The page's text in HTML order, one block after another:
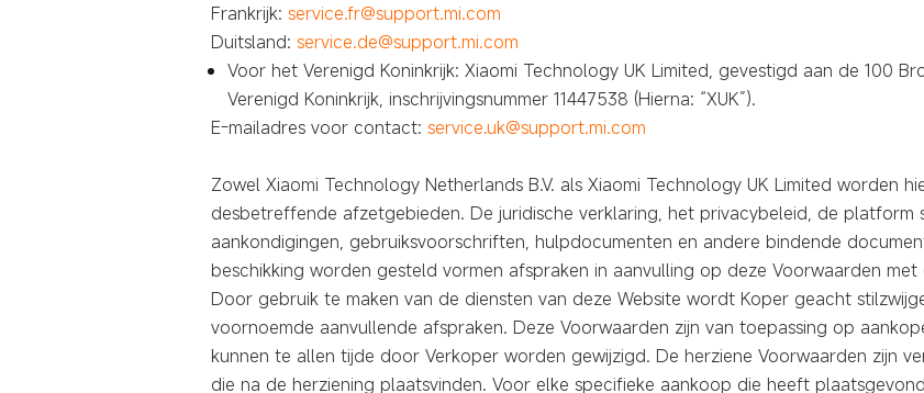
Frankrijk: service.fr@support.mi.com
Duitsland: service.de@support.mi.com
Voor het Verenigd Koninkrijk: Xiaomi Technology UK Limited, gevestigd aan de 100
Verenigd Koninkrijk, inschrijvingsnummer 11447538 (Hierna: “XUK”).
E-mailadres voor contact: service.uk@support.mi.com
Zowel Xiaomi Technology Netherlands B.V. als Xiaomi Technology UK Limited worden
desbetreffende afzetgebieden. De juridische verklaring, het privacybeleid, de platform
aankondigingen, gebruiksvoorschriften, hulpdocumenten en andere bindende
beschikking worden gesteld vormen afspraken in aanvulling op deze Voorwaarden
Door gebruik te maken van de diensten van deze Website wordt Koper geacht
voornoemde aanvullende afspraken. Deze Voorwaarden zijn van toepassing op
kunnen te allen tijde door Verkoper worden gewijzigd. De herziene Voorwaarden zijn
die na de herziening plaatsvinden. Voor elke specifieke aankoop die heeft